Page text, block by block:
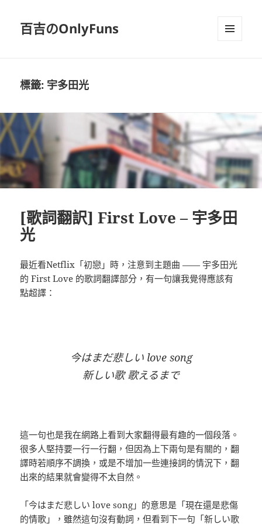
百吉のOnlyFuns
標籤: 宇多田光
[歌詞翻訳] First Love – 宇多田
光
最近看Netflix「初戀」時，注意到主題曲 —— 宇多田光
的 First Love 的歌詞翻譯部分，有一句讓我覺得應該有
點超譯：
今はまだ悲しい love song
新しい歌 歌えるまで
這一句也是我在網路上看到大家翻得最有趣的一個段落。
很多人堅持要一行一行翻，但因為上下兩句是有關的，翻
譯時若順序不調換，或是不增加一些連接詞的情況下，翻
出來的結果就會變得不太自然。
「今はまだ悲しい love song」的意思是「現在還是悲傷
的情歌」，雖然這句沒有動詞，但看到下一句「新しい歌